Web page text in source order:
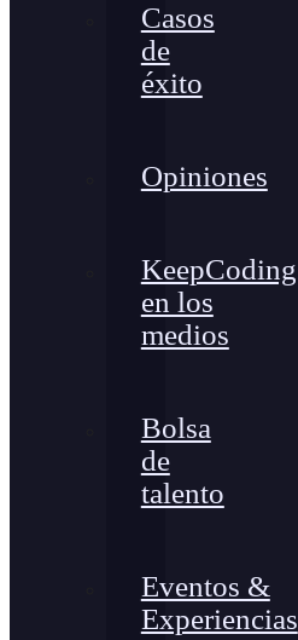
Casos
de
éxito
Opiniones
KeepCoding
en los
medios
Bolsa
de
talento
Eventos &
Experiencias